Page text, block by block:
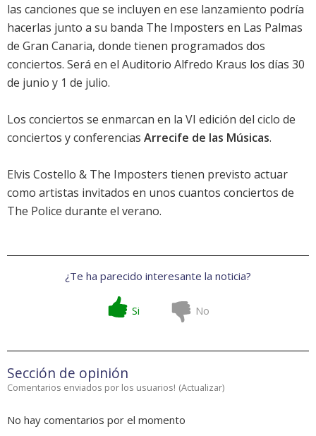
las canciones que se incluyen en ese lanzamiento podría
hacerlas junto a su banda The Imposters en Las Palmas
de Gran Canaria, donde tienen programados dos
conciertos. Será en el Auditorio Alfredo Kraus los días 30
de junio y 1 de julio.
Los conciertos se enmarcan en la VI edición del ciclo de
conciertos y conferencias Arrecife de las Músicas.
Elvis Costello & The Imposters tienen previsto actuar
como artistas invitados en unos cuantos conciertos de
The Police durante el verano.
¿Te ha parecido interesante la noticia?
Si No
Sección de opinión
Comentarios enviados por los usuarios! (Actualizar)
No hay comentarios por el momento